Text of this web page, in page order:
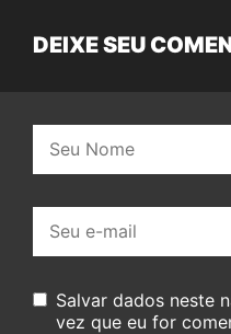
DEIXE SEU
mail:
Salvar dados neste
vez que eu for